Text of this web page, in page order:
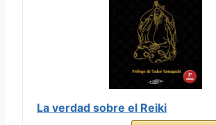
La verdad sobre el Reiki